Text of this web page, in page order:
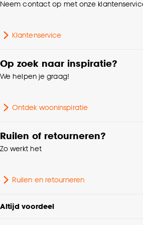
Goed om te weten is dat je deze
cookieverklaring
Breedte
Hoogte
Neem contact op met onze
Klantenservice
Op zoek naar inspiratie?
We helpen je graag!
Ontdek wooninspiratie
Ruilen of retourneren?
Zo werkt het
Ruilen en retourneren
Altijd voordeel